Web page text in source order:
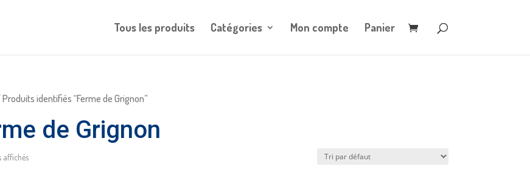
Tous les produits Catégories Mon compte Panier
identifiés “Ferme de Grignon”
de Grignon
affichés